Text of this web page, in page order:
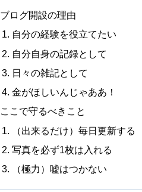
ブログ開設の理由
自分の経験を役立てたい
自分自身の記録として
日々の雑記として
金がほしいんじゃああ！
ここで守るべきこと
（出来るだけ）毎日更新する
写真を必ず1枚は入れる
（極力）嘘はつかない